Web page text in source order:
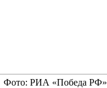
Фото: РИА «Победа РФ»